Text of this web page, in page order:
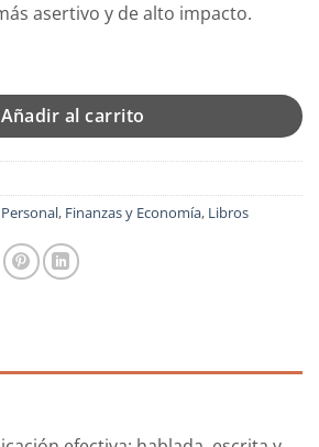
asertivo y de alto impacto.
Efectiva - Tapa Blanda - Sonia
Añadir al carrito
, Finanzas y Economía, Libros